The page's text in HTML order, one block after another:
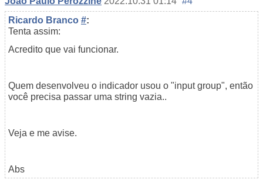
Ricardo Branco #:
Tenta assim:
Acredito que vai funcionar.
Quem desenvolveu o indicador usou o "input group", então
você precisa passar uma string vazia..
Veja e me avise.
Abs